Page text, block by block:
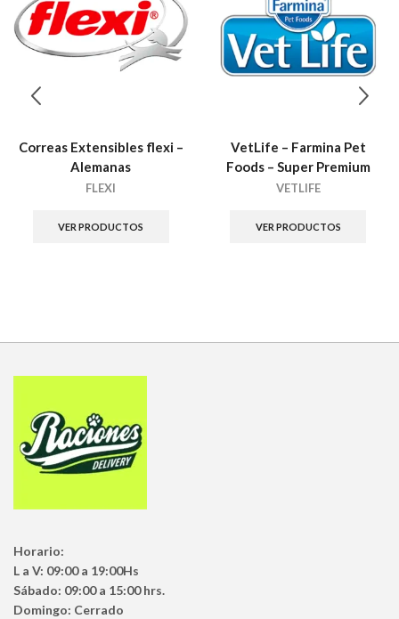
Correas Extensibles flexi –
Alemanas
FLEXI
VER PRODUCTOS
VetLife – Farmina Pet
Foods – Super Premium
VETLIFE
VER PRODUCTOS
Horario:
L a V: 09:00 a 19:00Hs
Sábado: 09:00 a 15:00 hrs.
Domingo: Cerrado